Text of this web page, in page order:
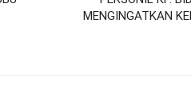
MENGINGATKAN